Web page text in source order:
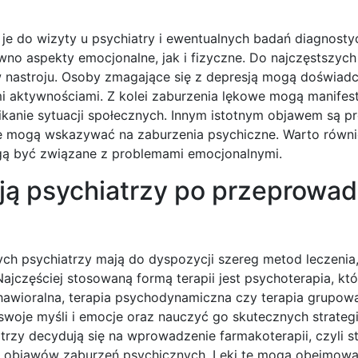
do wizyty u psychiatry i ewentualnych badań
aspekty emocjonalne, jak i fizyczne. Do
Osoby zmagające się z depresją mogą
Z kolei zaburzenia lękowe mogą
sytuacji społecznych. Innym istotnym objawem są
wskazywać na zaburzenia psychiczne. Warto
być związane z problemami emocjonalnymi.
psychiatrzy po
psychiatrzy mają do dyspozycji szereg metod
stosowaną formą terapii jest psychoterapia,
terapia psychodynamiczna czy terapia
myśli i emocje oraz nauczyć go skutecznych
decydują się na wprowadzenie farmakoterapii, czyli
zaburzeń psychicznych. Leki te mogą